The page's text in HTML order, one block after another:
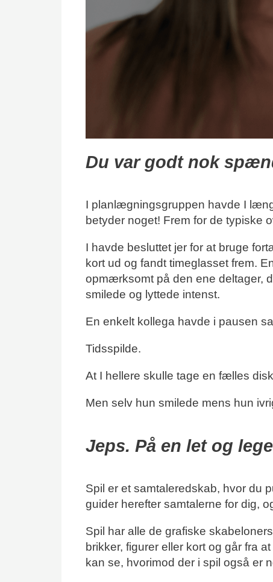
Du var godt nok
I planlægningsgruppen havde I
betyder noget! Frem for de typiske
I havde besluttet jer for at bruge
kort ud og fandt timeglasset frem.
opmærksomt på den ene deltager,
smilede og lyttede intenst.
En enkelt kollega havde i pausen
Tidsspilde.
At I hellere skulle tage en fælles
Men selv hun smilede mens hun
Jeps. På en let og
Spil er et samtaleredskab, hvor du
guider herefter samtalerne for dig,
Spil har alle de grafiske
brikker, figurer eller kort og går fra
kan se, hvorimod der i spil også er